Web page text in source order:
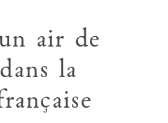
air de
la